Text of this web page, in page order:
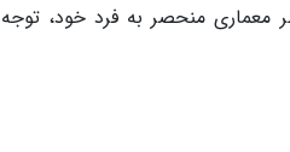
معماری منحصر به فرد خود، توجه